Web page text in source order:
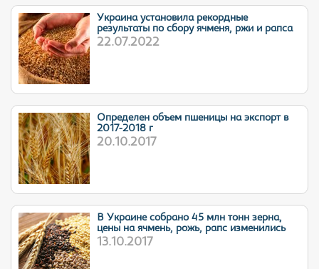
Украина установила рекордные
результаты по сбору ячменя, ржи и рапса
22.07.2022
Определен объем пшеницы на экспорт в
2017-2018 г
20.10.2017
В Украине собрано 45 млн тонн зерна,
цены на ячмень, рожь, рапс изменились
13.10.2017